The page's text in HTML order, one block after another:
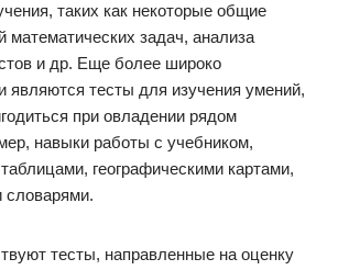
таких как некоторые общие
математических задач, анализа
и др. Еще более широко
являются тесты для изучения умений,
при овладении рядом
навыки работы с учебником,
географическими картами,
словарями.
тесты, направленные на оценку